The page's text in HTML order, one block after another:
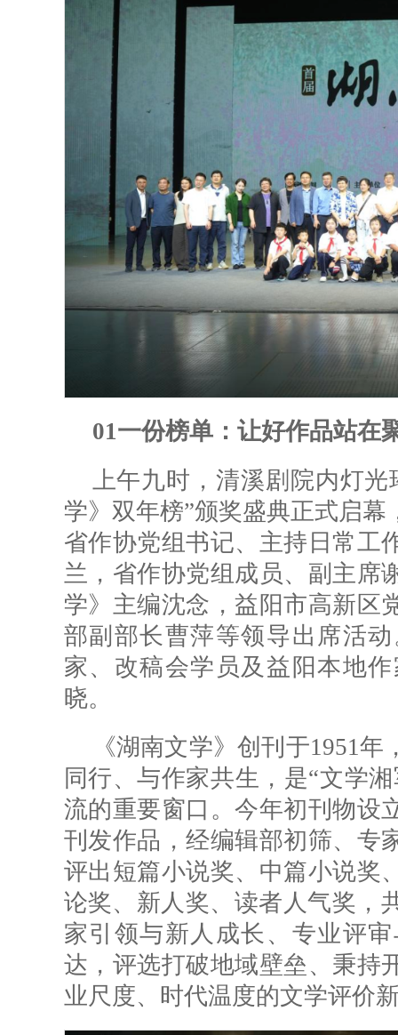
01一份榜单：让好作品站在
上午九时，清溪剧院内灯
学》双年榜”颁奖盛典正式启
省作协党组书记、主持日常工
兰，省作协党组成员、副主席
学》主编沈念，益阳市高新区
部副部长曹萍等领导出席活
家、改稿会学员及益阳本地
晓。
《湖南文学》创刊于1951
同行、与作家共生，是“文学
流的重要窗口。今年初刊物设
刊发作品，经编辑部初筛、专
评出短篇小说奖、中篇小说奖
论奖、新人奖、读者人气奖，
家引领与新人成长、专业评
达，评选打破地域壁垒、秉持
业尺度、时代温度的文学评价